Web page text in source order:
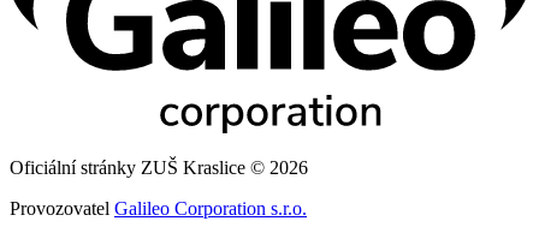
Oficiální stránky ZUŠ Kraslice © 2026
Provozovatel Galileo Corporation s.r.o.